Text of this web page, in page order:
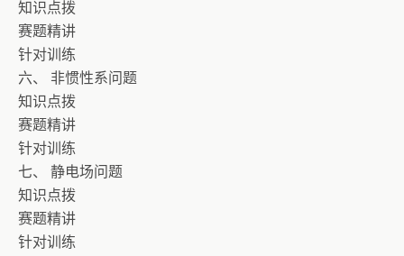
知识点拨
赛题精讲
针对训练
六、 非惯性系问题
知识点拨
赛题精讲
针对训练
七、 静电场问题
知识点拨
赛题精讲
针对训练